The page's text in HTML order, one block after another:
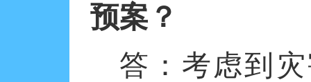
预案？
答：考虑到